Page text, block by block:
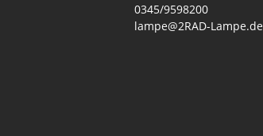
0345/9598200
lampe@2RAD-Lampe.de